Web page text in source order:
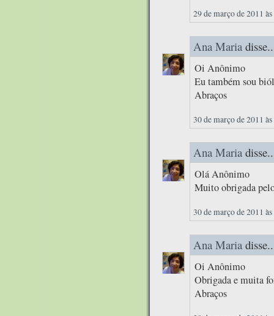
29 de março de 2011
Ana Maria
Oi Anônimo
Eu também sou
Abraços
30 de março de 2011
Ana Maria
Olá Anônimo
Muito obrigada
30 de março de 2011
Ana Maria
Oi Anônimo
Obrigada e muita
Abraços